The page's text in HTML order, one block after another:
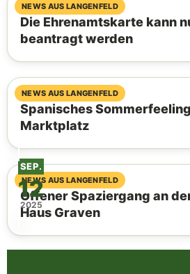
SEP.
12
2025
NEWS AUS LANGENFELD
07. August 2026
Die Ehrenamtskarte kann
beantragt werden
NEWS AUS LANGENFELD
06. August 2026
Spanisches
Marktplatz
NEWS AUS LANGENFELD
04. August 2026
Offener Spaziergang an
Haus Graven